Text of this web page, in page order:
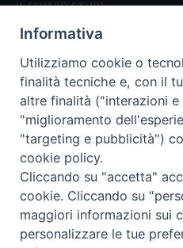
IL CENTRO STUDI
La nostra storia
Statuto
Presidenza e ufficio
Consiglio scientifico
Coordinamento nazionale
Informativa
Utilizziamo cookie o
finalità tecniche e, con il
altre finalità ("interazioni
"miglioramento
"targeting e pubblicità")
cookie policy.
Cliccando su "accetta"
cookie. Cliccando su
maggiori informazioni sui
personalizzare le tue